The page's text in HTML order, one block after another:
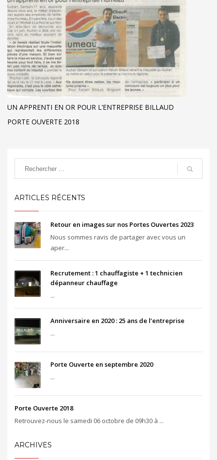
UN APPRENTI EN OR POUR L’ENTREPRISE BILLAUD
PORTE OUVERTE 2018
ARTICLES RÉCENTS
Retour en images sur nos Portes Ouvertes 2023
Nous sommes ravis de partager avec vous un
aper...
Recrutement : 1 chauffagiste + 1 technicien
dépanneur chauffage
...
Anniversaire en 2020 : 25 ans de l’entreprise
...
Porte Ouverte en septembre 2020
...
Porte Ouverte 2018
Retrouvez-nous le samedi 06 octobre de 09h30 à ...
ARCHIVES